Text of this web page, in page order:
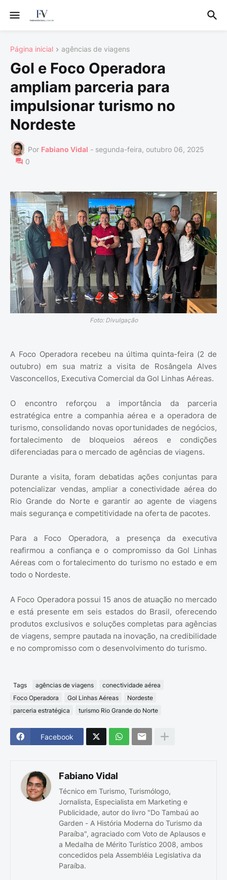
Página inicial agências de viagens
Gol e Foco Operadora
ampliam parceria para
impulsionar turismo no
Nordeste
Por Fabiano Vidal - segunda-feira, outubro 06, 2025
0
Foto: Divulgação
A Foco Operadora recebeu na última quinta-feira (2 de
outubro) em sua matriz a visita de Rosângela Alves
Vasconcellos, Executiva Comercial da Gol Linhas Aéreas.
O encontro reforçou a importância da parceria
estratégica entre a companhia aérea e a operadora de
turismo, consolidando novas oportunidades de negócios,
fortalecimento de bloqueios aéreos e condições
diferenciadas para o mercado de agências de viagens.
Durante a visita, foram debatidas ações conjuntas para
potencializar vendas, ampliar a conectividade aérea do
Rio Grande do Norte e garantir ao agente de viagens
mais segurança e competitividade na oferta de pacotes.
Para a Foco Operadora, a presença da executiva
reafirmou a confiança e o compromisso da Gol Linhas
Aéreas com o fortalecimento do turismo no estado e em
todo o Nordeste.
A Foco Operadora possui 15 anos de atuação no mercado
e está presente em seis estados do Brasil, oferecendo
produtos exclusivos e soluções completas para agências
de viagens, sempre pautada na inovação, na credibilidade
e no compromisso com o desenvolvimento do turismo.
Tags agências de viagens
conectividade aérea
Foco Operadora
Gol Linhas Aéreas
Nordeste
parceria estratégica
turismo Rio Grande do Norte
Facebook
Fabiano Vidal
Técnico em Turismo, Turismólogo,
Jornalista, Especialista em Marketing e
Publicidade, autor do livro "Do Tambaú ao
Garden - A História Moderna do Turismo da
Paraíba", agraciado com Voto de Aplausos e
a Medalha de Mérito Turístico 2008, ambos
concedidos pela Assembléia Legislativa da
Paraíba.